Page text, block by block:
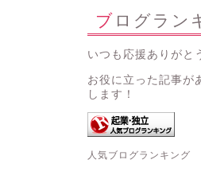
ブログラ
いつも応援ありがと
お役に立った記事が
します！
人気ブログランキング